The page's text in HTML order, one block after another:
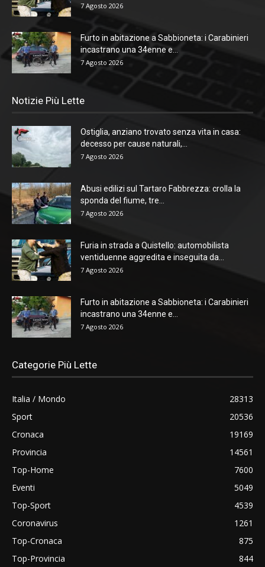
7 Agosto 2026
Furto in abitazione a Sabbioneta: i Carabinieri
incastrano una 34enne e...
7 Agosto 2026
Notizie Più Lette
Ostiglia, anziano trovato senza vita in casa:
decesso per cause naturali,...
7 Agosto 2026
Abusi edilizi sul Tartaro Fabbrezza: crolla la
sponda del fiume, tre...
7 Agosto 2026
Furia in strada a Quistello: automobilista
ventiduenne aggredita e inseguita da...
7 Agosto 2026
Furto in abitazione a Sabbioneta: i Carabinieri
incastrano una 34enne e...
7 Agosto 2026
Categorie Più Lette
Italia / Mondo
28313
Sport
20536
Cronaca
19169
Provincia
14561
Top-Home
7600
Eventi
5049
Top-Sport
4539
Coronavirus
1261
Top-Cronaca
875
Top-Provincia
844